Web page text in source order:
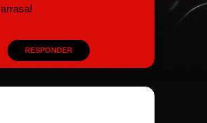
arrasa!
RESPONDER